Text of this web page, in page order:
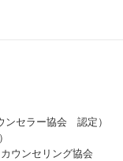
ンセラー協会 認定）
ウンセリング協会